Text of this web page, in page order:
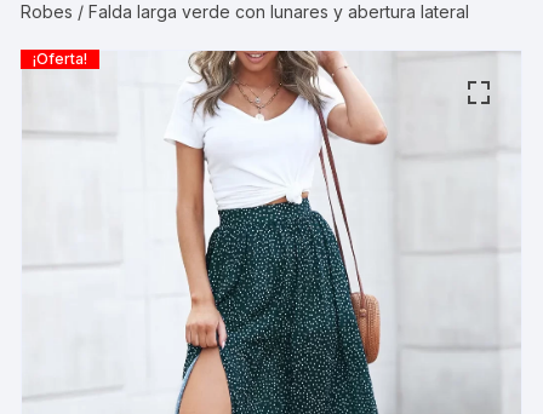
Robes / Falda larga verde con lunares y abertura lateral
¡Oferta!